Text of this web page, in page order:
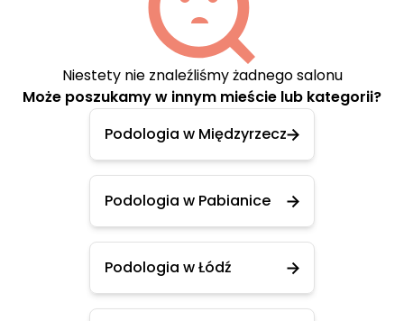
Niestety nie znaleźliśmy żadnego salonu
Może poszukamy w innym mieście lub kategorii?
Podologia w Międzyrzecz
Podologia w Pabianice
Podologia w Łódź